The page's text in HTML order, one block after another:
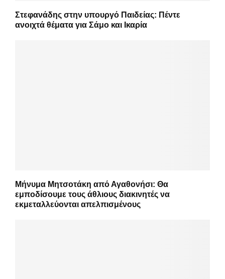
Στεφανάδης στην υπουργό Παιδείας: Πέντε
ανοιχτά θέματα για Σάμο και Ικαρία
Μήνυμα Μητσοτάκη από Αγαθονήσι: Θα
εμποδίσουμε τους άθλιους διακινητές να
εκμεταλλεύονται απελπισμένους